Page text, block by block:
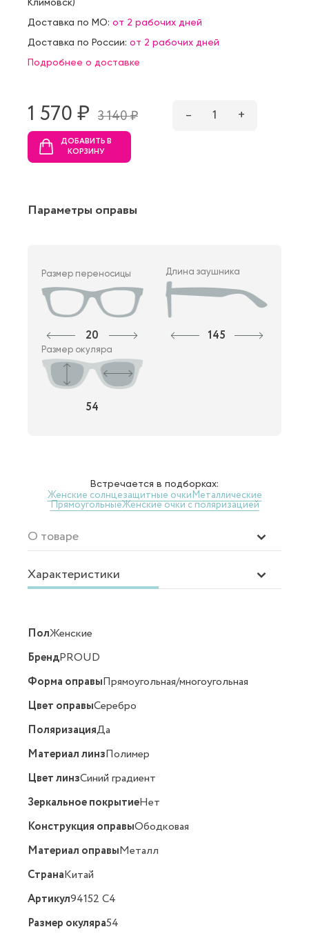
Доставка по МО: от 2 рабочих дней
Доставка по России: от 2 рабочих дней
Подробнее о доставке
1 570 ₷ 3 140 ₷ – 1 +
ДОБАВИТЬ В
КОРЗИНУ
Параметры оправы
Размер переносицы
20
Длина заушника
145
Размер окуляра
54
Встречается в подборках:
Женские солнцезащитные очкиМеталлические
ПрямоугольныеЖенские очки с поляризацией
О товаре
Характеристики
ПолЖенские
БрендPROUD
Форма оправыПрямоугольная/многоугольная
Цвет оправыСеребро
ПоляризацияДа
Материал линзПолимер
Цвет линзСиний градиент
Зеркальное покрытиеНет
Конструкция оправыОбодковая
Материал оправыМеталл
СтранаКитай
Артикул94152 C4
Размер окуляра54